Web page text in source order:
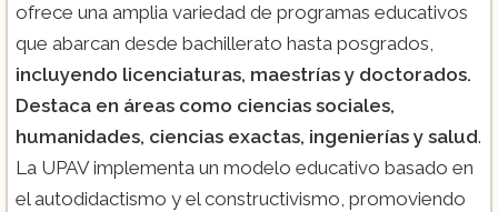
ofrece una amplia variedad de programas educativos
que abarcan desde bachillerato hasta posgrados,
incluyendo licenciaturas, maestrías y doctorados.
Destaca en áreas como ciencias sociales,
humanidades, ciencias exactas, ingenierías y salud.
La UPAV implementa un modelo educativo basado en
el autodidactismo y el constructivismo, promoviendo